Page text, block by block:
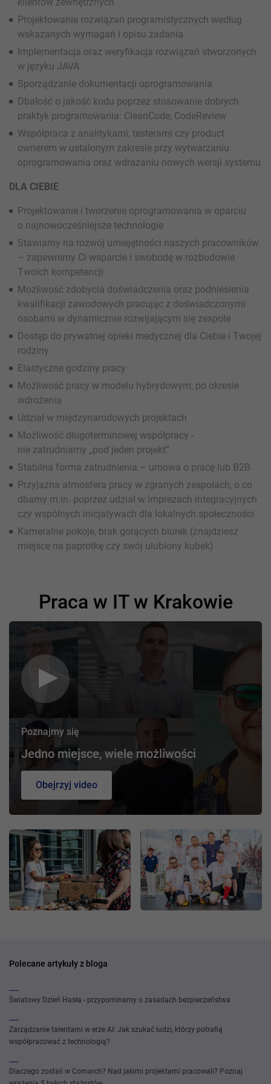
Projektowanie rozwiązań programistycznych według
wskazanych wymagań i opisu zadania
Implementacja oraz weryfikacja rozwiązań stworzonych
w języku JAVA
Sporządzanie dokumentacji oprogramowania
Dbałość o jakość kodu poprzez stosowanie dobrych
praktyk programowania: CleanCode, CodeReview
Współpraca z analitykami, testerami czy product
ownerem w ustalonym zakresie przy wytwarzaniu
oprogramowania oraz wdrażaniu nowych wersji systemu
DLA CIEBIE
Projektowanie i tworzenie oprogramowania w oparciu
o najnowocześniejsze technologie
Stawiamy na rozwój umiejętności naszych pracowników
– zapewnimy Ci wsparcie i swobodę w rozbudowie
Twoich kompetencji
Możliwość zdobycia doświadczenia oraz podniesienia
kwalifikacji zawodowych pracując z doświadczonymi
osobami w dynamicznie rozwijającym się zespole
Dostęp do prywatnej opieki medycznej dla Ciebie i Twojej
rodziny
Elastyczne godziny pracy
Możliwość pracy w modelu hybrydowym, po okresie
wdrożenia
Udział w międzynarodowych projektach
Możliwość długoterminowej współpracy -
nie zatrudniamy „pod jeden projekt”
Stabilna forma zatrudnienia – umowa o pracę lub B2B
Przyjazna atmosfera pracy w zgranych zespołach, o co
dbamy m.in. poprzez udział w imprezach integracyjnych
czy wspólnych inicjatywach dla lokalnych społeczności
Kameralne pokoje, brak gorących biurek (znajdziesz
miejsce na paprotkę czy swój ulubiony kubek)
Praca w IT w Krakowie
Poznajmy się
Jedno miejsce, wiele możliwości
Obejrzyj video
Polecane artykuły z bloga
Światowy Dzień Hasła - przypominamy o zasadach bezpieczeństwa
Zarządzanie talentami w erze AI: Jak szukać ludzi, którzy potrafią
współpracować z technologią?
Dlaczego zostali w Comarch? Nad jakimi projektami pracowali? Poznaj